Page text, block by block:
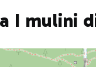
I mulini